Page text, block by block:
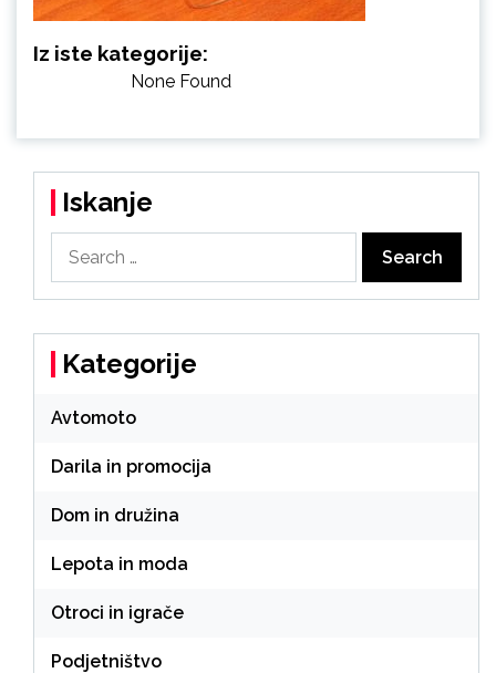
Iz iste kategorije:
None Found
Iskanje
for:
Kategorije
Avtomoto
Darila in promocija
Dom in družina
Lepota in moda
Otroci in igrače
Podjetništvo